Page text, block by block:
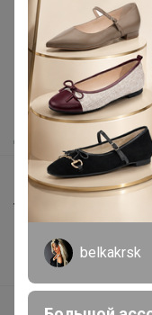
Как здесь все
Как сделать заказ?
Как получить?
Доставка
Шоурумы
Торговые марки
Наша команда
В наличии
Подарочные
belkakrsk